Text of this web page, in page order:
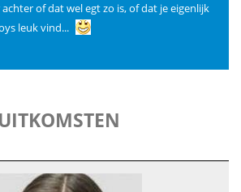
of dat wel egt zo is, of dat je eigenlijk
leuk vind...